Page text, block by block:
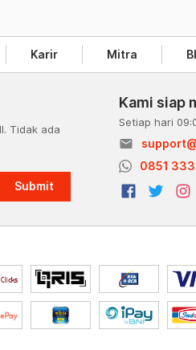
Karir Mitra
Tidak ada
Submit
Kami siap
Setiap hari
email
0851